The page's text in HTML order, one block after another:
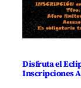
Disfruta el
Inscripciones